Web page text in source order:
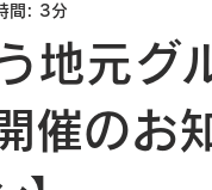
地元グ
催のお
間: 3分